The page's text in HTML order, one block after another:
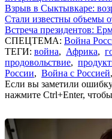
Взрыв в Сыктывкаре:
Стали известны объемы
Встреча президентов:
СПЕЦТЕМА: Война
ТЕГИ: война, Африка,
продовольствие,
России, Война с Россией,
Если вы заметили
нажмите Ctrl+Enter,